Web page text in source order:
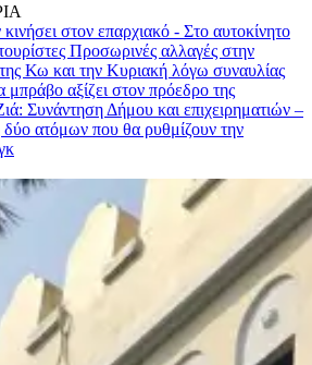
στον επαρχιακό - Στο αυτοκίνητο
Προσωρινές αλλαγές στην
Κω και την Κυριακή λόγω συναυλίας
αξίζει στον πρόεδρο της
Συνάντηση Δήμου και επιχειρηματιών –
ατόμων που θα ρυθμίζουν την